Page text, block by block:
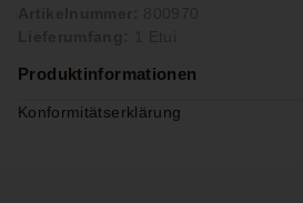
Produktinformationen
Konformitätserklärung